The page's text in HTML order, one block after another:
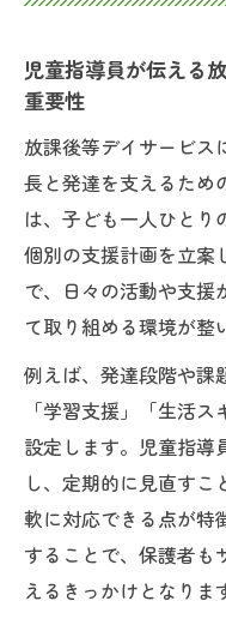
児童指導員が伝える
重要性
放課後等デイサービス
長と発達を支えるため
は、子ども一人ひとり
個別の支援計画を立案
で、日々の活動や支援
て取り組める環境が整
例えば、発達段階や課
「学習支援」「生活
設定します。児童指導
し、定期的に見直す
軟に対応できる点が特
することで、保護者も
えるきっかけとなりま